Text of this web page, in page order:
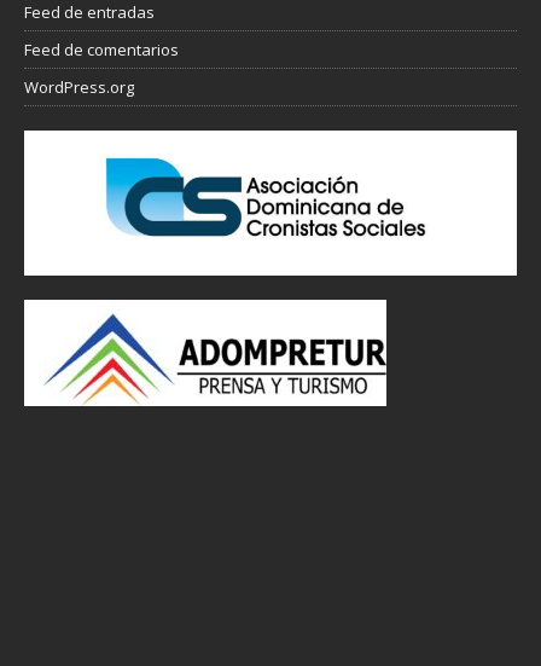
Feed de entradas
Feed de comentarios
WordPress.org